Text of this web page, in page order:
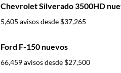
Chevrolet Silverado 3500HD
5,605 avisos desde $37,265
Ford F-150 nuevos
66,459 avisos desde $27,500